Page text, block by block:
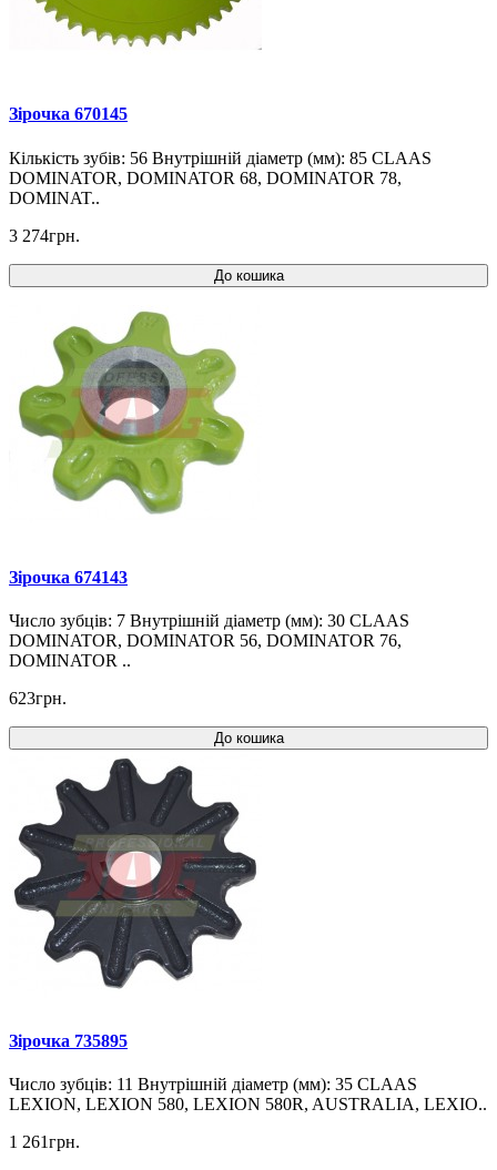
Зірочка 670145
Кількість зубів: 56 Внутрішній діаметр (мм): 85 CLAAS
DOMINATOR, DOMINATOR 68, DOMINATOR 78,
DOMINAT..
3 274грн.
До кошика
Зірочка 674143
Число зубців: 7 Внутрішній діаметр (мм): 30 CLAAS
DOMINATOR, DOMINATOR 56, DOMINATOR 76,
DOMINATOR ..
623грн.
До кошика
Зірочка 735895
Число зубців: 11 Внутрішній діаметр (мм): 35 CLAAS
LEXION, LEXION 580, LEXION 580R, AUSTRALIA, LEXIO..
1 261грн.